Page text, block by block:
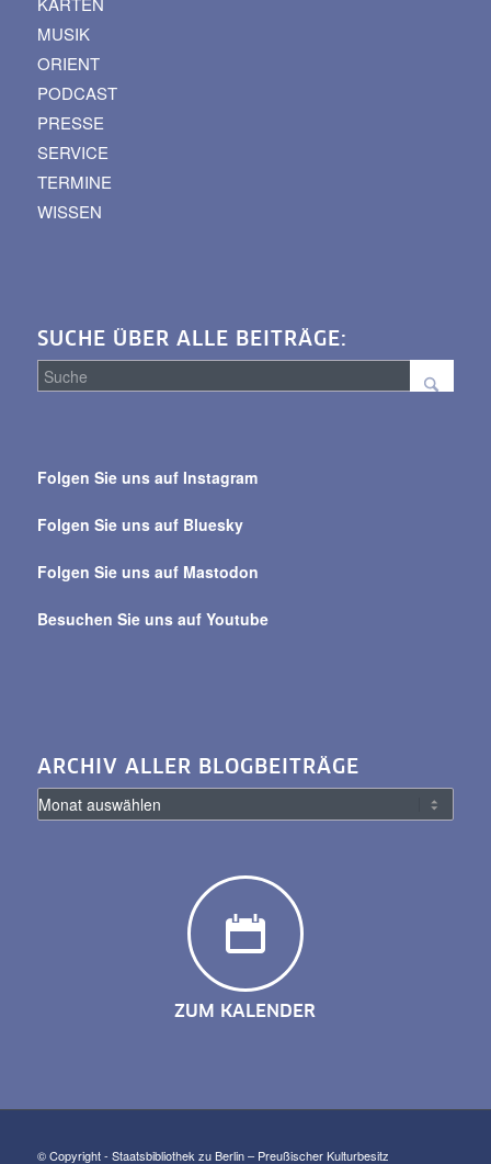
MUSIK
ORIENT
PODCAST
PRESSE
SERVICE
TERMINE
WISSEN
SUCHE ÜBER ALLE BEITRÄGE:
alle
Folgen Sie uns auf Instagram
Folgen Sie uns auf Bluesky
Folgen Sie uns auf Mastodon
Besuchen Sie uns auf Youtube
ARCHIV ALLER BLOGBEITRÄGE
ZUM KALENDER
© Copyright - Staatsbibliothek zu Berlin – Preußischer Kulturbesitz